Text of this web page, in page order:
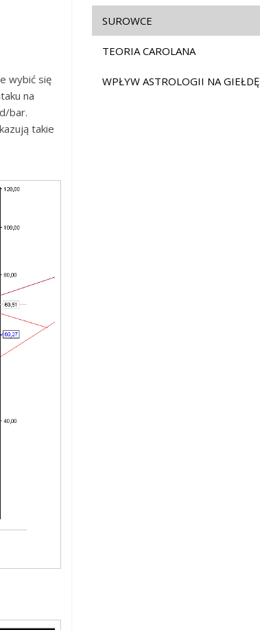
wybić się
na
bar.
takie
SUROWCE
TEORIA CAROLANA
WPŁYW ASTROLOGII NA GIEŁDĘ